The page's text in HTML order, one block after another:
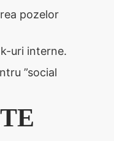
pozelor
uri interne.
”social